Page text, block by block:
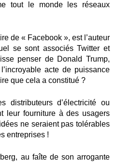
tout le monde les réseaux
de « Facebook », est l’auteur
se sont associés Twitter et
penser de Donald Trump,
acte de puissance
que cela a constitué ?
distributeurs d’électricité ou
leur fourniture à des usagers
ne seraient pas tolérables
entreprises !
au faîte de son arrogante